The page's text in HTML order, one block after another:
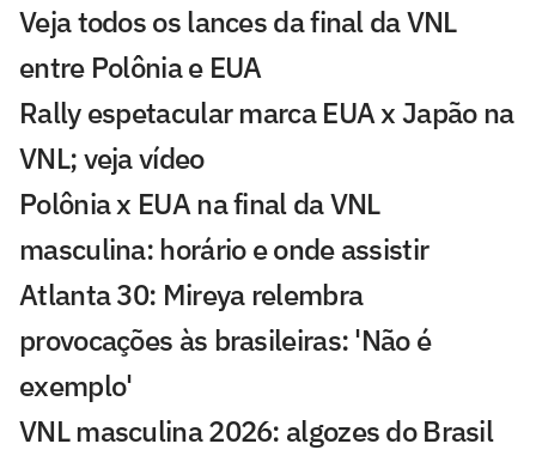
Veja todos os lances da final da VNL
entre Polônia e EUA
Rally espetacular marca EUA x Japão na
VNL; veja vídeo
Polônia x EUA na final da VNL
masculina: horário e onde assistir
Atlanta 30: Mireya relembra
provocações às brasileiras: 'Não é
exemplo'
VNL masculina 2026: algozes do Brasil